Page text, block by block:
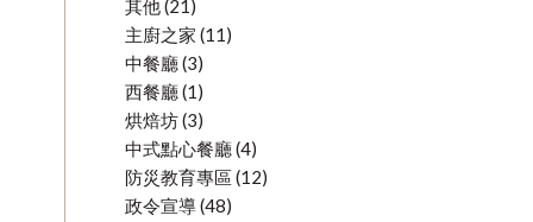
其他(21)
主廚之家 (11)
中餐廳(3)
西餐廳(1)
烘焙坊(3)
中式點心餐廳(4)
防災教育專區 (12)
政令宣導(48)